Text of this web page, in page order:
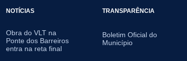
NOTÍCIAS
Obra do VLT na
Ponte dos Barreiros
entra na reta final
TRANSPARÊNCIA
Boletim Oficial do
Município